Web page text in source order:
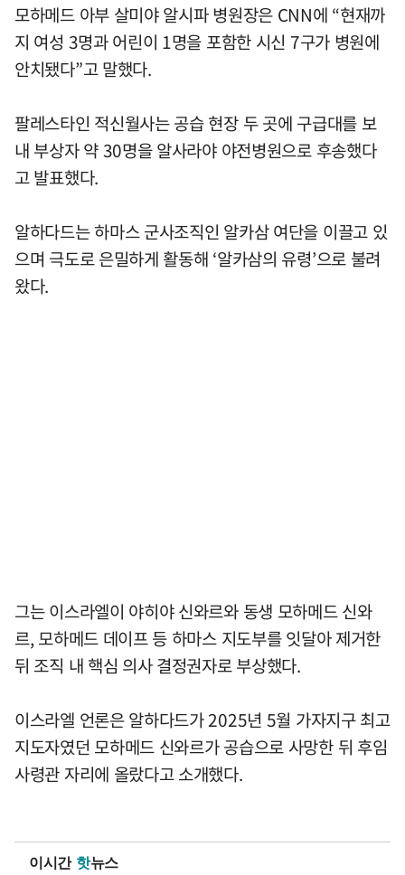
모하메드 아부 살미야 알시파 병원장은 CNN에 “현재까
지 여성 3명과 어린이 1명을 포함한 시신 7구가 병원에
안치됐다”고 말했다.
팔레스타인 적신월사는 공습 현장 두 곳에 구급대를 보
내 부상자 약 30명을 알사라야 야전병원으로 후송했다
고 발표했다.
알하다드는 하마스 군사조직인 알카삼 여단을 이끌고 있
으며 극도로 은밀하게 활동해 ‘알카삼의 유령’으로 불려
왔다.
그는 이스라엘이 야히야 신와르와 동생 모하메드 신와
르, 모하메드 데이프 등 하마스 지도부를 잇달아 제거한
뒤 조직 내 핵심 의사 결정권자로 부상했다.
이스라엘 언론은 알하다드가 2025년 5월 가자지구 최고
지도자였던 모하메드 신와르가 공습으로 사망한 뒤 후임
사령관 자리에 올랐다고 소개했다.
이시간 핫뉴스